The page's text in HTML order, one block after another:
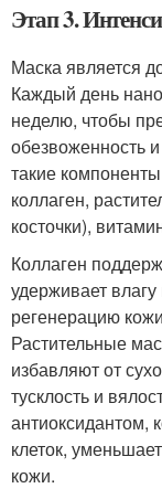
Этап 3.
Маска является
Каждый день
неделю, чтобы
обезвоженность
такие
коллаген,
косточки),
Коллаген
удерживает
регенерацию
Растительные
избавляют от
тусклость и
антиоксидантом,
клеток,
кожи.